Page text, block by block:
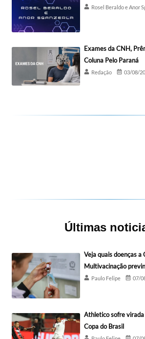
Rosel Beraldo e Anor
Exames da CNH,
Coluna Pelo Paraná
Redação 03/08/
Últimas
Veja quais doenças a
Multivacinação
Paulo Felipe 07/
Athletico sofre
Copa do Brasil